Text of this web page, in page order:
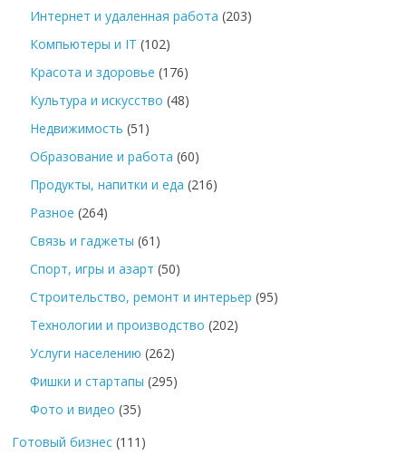
Интернет и удаленная работа (203)
Компьютеры и IT (102)
Красота и здоровье (176)
Культура и искусство (48)
Недвижимость (51)
Образование и работа (60)
Продукты, напитки и еда (216)
Разное (264)
Связь и гаджеты (61)
Спорт, игры и азарт (50)
Строительство, ремонт и интерьер (95)
Технологии и производство (202)
Услуги населению (262)
Фишки и стартапы (295)
Фото и видео (35)
Готовый бизнес (111)